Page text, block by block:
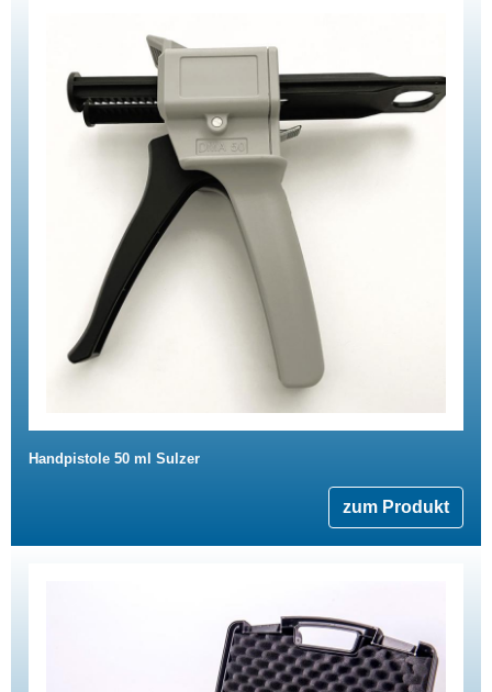
Handpistole 50 ml Sulzer
zum Produkt